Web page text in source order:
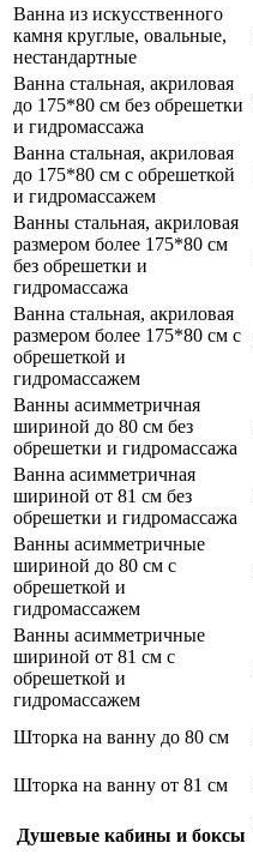
Ванна из искусственного
камня круглые, овальные,
нестандартные
Ванна стальная, акриловая
до 175*80 см без обрешетки
и гидромассажа
Ванна стальная, акриловая
до 175*80 см с обрешеткой
и гидромассажем
Ванны стальная, акриловая
размером более 175*80 см
без обрешетки и
гидромассажа
Ванна стальная, акриловая
размером более 175*80 см с
обрешеткой и
гидромассажем
Ванны асимметричная
шириной до 80 см без
обрешетки и гидромассажа
Ванна асимметричная
шириной от 81 см без
обрешетки и гидромассажа
Ванны асимметричные
шириной до 80 см с
обрешеткой и
гидромассажем
Ванны асимметричные
шириной от 81 см с
обрешеткой и
гидромассажем
Шторка на ванну до 80 см
Шторка на ванну от 81 см
Душевые кабины и боксы